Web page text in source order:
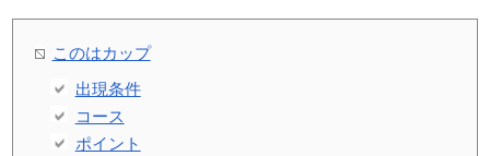
このはカップ
出現条件
コース
ポイント